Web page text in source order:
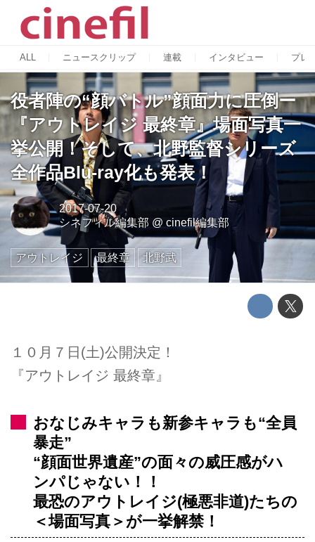
ALL ニュースクリップ 連載 インタビュー プレ
役者陣の“顔バトル”顔面力に圧倒ー
『アウトレイジ 最終章』場面写真一
挙公開！そして、北野監督シリーズ
全作品Blu-ray化も発表！
2017-07-20
シネフィル編集部 @ cinefil編集部
アウトレイジ 最終章 北野武
１０月７日(土)公開決定！
『アウトレイジ 最終章』
おなじみキャラも新参キャラも“全員
暴走”
“顔面世界遺産”の面々の威圧感がハ
ンパじゃない！！
最恐のアウトレイジ(極悪非道)たちの
＜場面写真＞が一挙解禁！